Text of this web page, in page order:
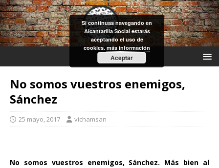
No somos vuestros enemigos,
Sánchez
25 mayo, 2017 vichamsan
No somos vuestros enemigos, Sánchez. Más bien al
Si continuas navegando en
Alcantarilla Social estarás
aceptando el uso de
cookies.más información
Aceptar